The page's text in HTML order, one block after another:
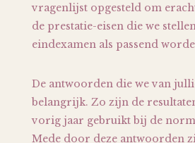
vragenlijst opgesteld om
de prestatie-eisen die we
eindexamen als passend
De antwoorden die we van
belangrijk. Zo zijn de
vorig jaar gebruikt bij de
Mede door deze antwoorden